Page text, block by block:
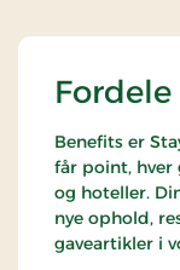
Benefits er
får point, hver
og hoteller.
nye ophold,
gaveartikler i